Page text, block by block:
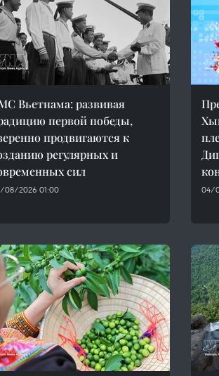
Вьетнама: развивая
первой победы,
продвигаются к
регулярных и
сил
08/2026 01:00 04/